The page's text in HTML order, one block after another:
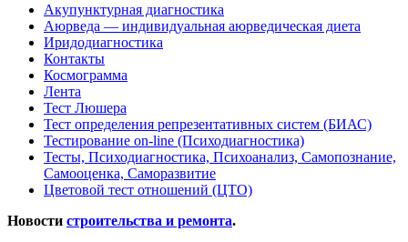
Акупунктурная диагностика
Аюрведа — индивидуальная аюрведическая диета
Иридодиагностика
Контакты
Космограмма
Лента
Тест Люшера
Тест определения репрезентативных систем (БИАС)
Тестирование on-line (Психодиагностика)
Тесты, Психодиагностика, Психоанализ, Самопознание,
Самооценка, Саморазвитие
Цветовой тест отношений (ЦТО)
Новости строительства и ремонта.